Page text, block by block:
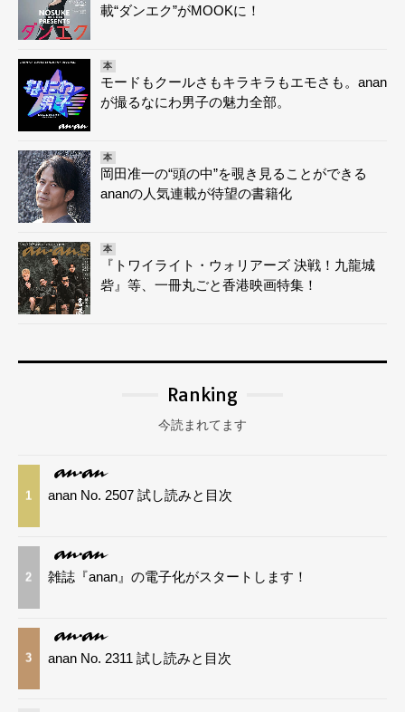
載“ダンエク”がMOOKに！
本
モードもクールさもキラキラもエモさも。anan
が撮るなにわ男子の魅力全部。
本
岡田准一の“頭の中”を覗き見ることができる
ananの人気連載が待望の書籍化
本
『トワイライト・ウォリアーズ 決戦！九龍城
砦』等、一冊丸ごと香港映画特集！
Ranking
今読まれてます
1 anan No. 2507 試し読みと目次
2 雑誌『anan』の電子化がスタートします！
3 anan No. 2311 試し読みと目次